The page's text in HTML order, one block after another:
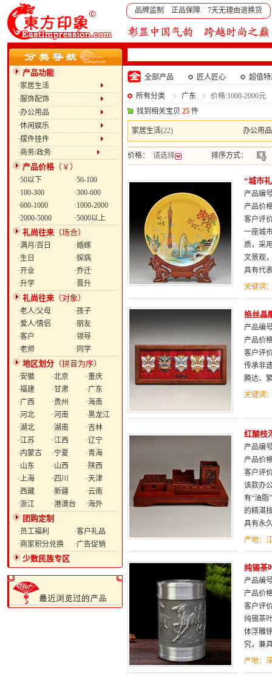
品牌监制 正品保障 7天无理由退换货
产品功能
·家居生活
·服饰配饰
·办公用品
·休闲娱乐
·摆件挂件
·商务/政务
产品价格（￥）
·50以下
·50-100
·100-300
·300-600
·600-1000
·1000-2000
·2000-5000
·5000以上
礼尚往来 （场合）
·满月/百日
·婚嫁
·生日
·探病
·开业
·乔迁
·升学
·晋升
礼尚往来 （对象）
·老人/父母
·孩子
·爱人/情侣
·朋友
·客户
·领导
·老师
·同学
地区划分 （拼音为序）
·安徽 ·北京
·重庆
·福建
·甘肃
·广东
·广西
·贵州
·海南
·河北
·河南
·黑龙江
·湖北
·湖南
·吉林
·江苏
·江西
·辽宁
·内蒙古
·宁夏
·青海
·山东
·山西
·陕西
·上海
·四川
·天津
·西藏
·新疆
·云南
·浙江
·港澳台 ·海外
团购定制
·员工福利
·客户礼品
·商家积分兑换
·广告促销
少数民族专区
全部产品 匠人匠心 超值
所有分类 广东
价格:1000-2000元
找到相关宝贝 25 件
家居生活(22) 办公用品
价格： 请选择 排序方式：
“城市
产品编
产品价
客户评
一座城
质，采
文景观
具有代
关键词
掐丝晶
产品编
产品价
客户评
传承非
腾达、
关键词
红酸枝
产品编
产品价
客户评
该款办
有“油脂
的精湛
具有永
产地：
纯锡茶
产品编
产品价
客户评
纯锡茶
体浮雕
究，兼
产地：